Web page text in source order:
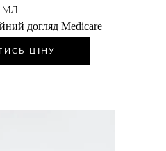
мл
догляд Medicare
ЦІНУ